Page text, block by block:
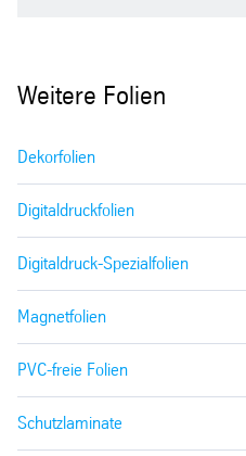
Weitere Folien
Dekorfolien
Digitaldruckfolien
Digitaldruck-Spezialfolien
Magnetfolien
PVC-freie Folien
Schutzlaminate